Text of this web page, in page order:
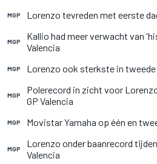
MGP Lorenzo tevreden met eerste
MGP
Kallio had meer verwacht van
Valencia
MGP Lorenzo ook sterkste in tweede
MGP
Polerecord in zicht voor
GP Valencia
MGP Movistar Yamaha op één en
MGP
Lorenzo onder baanrecord
Valencia